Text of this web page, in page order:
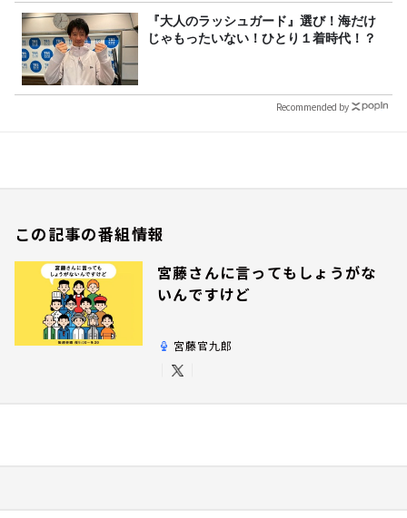
『大人のラッシュガード』選び！海だけ
じゃもったいない！ひとり１着時代！？
Recommended by
この記事の番組情報
宮藤さんに言ってもしょうがな
いんですけど
宮藤官九郎